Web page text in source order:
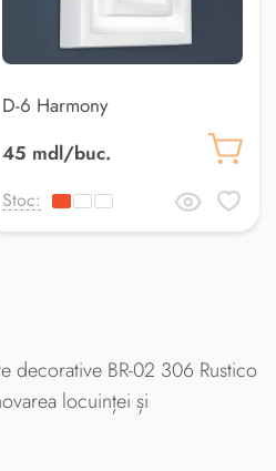
D-6 Harmony
45 mdl/buc.
Stoc:
decorative BR-02 306 Rustico
locuinței și